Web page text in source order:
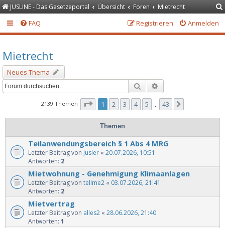
JUSLINE - Das Gesetzeportal Übersicht Foren Mietrecht
FAQ Anmelden
Registrieren
Mietrecht
Neues Thema
Suche
2139 Themen Seite 1von 43
1 2 3 4 5 43
Themen
Teilanwendungsbereich § 1 Abs 4 MRG
Letzter Beitrag von Jusler « 20.07.2026, 10:51
Antworten: 2
Mietwohnung - Genehmigung Klimaanlagen
Letzter Beitrag von tellme2 « 03.07.2026, 21:41
Antworten: 2
Mietvertrag
Letzter Beitrag von alles2 « 28.06.2026, 21:40
Antworten: 1